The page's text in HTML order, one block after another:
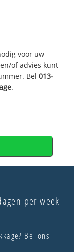
voor uw
of advies kunt
Bel013-
.
per week
Bel ons